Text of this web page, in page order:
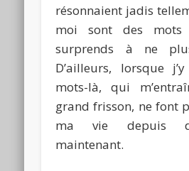
résonnaient jadis
moi sont des
surprends à ne
D’ailleurs, lorsque
mots-là, qui
grand frisson, ne font
ma vie depuis
maintenant.